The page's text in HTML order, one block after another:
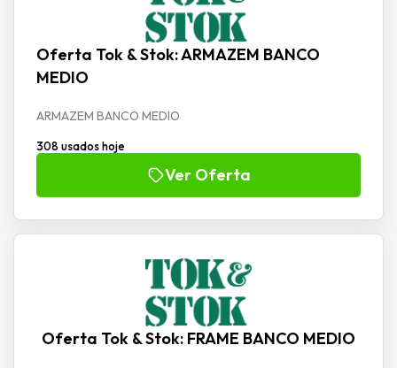
Oferta Tok & Stok: ARMAZEM BANCO
MEDIO
ARMAZEM BANCO MEDIO
308 usados hoje
Ver Oferta
Oferta Tok & Stok: FRAME BANCO MEDIO